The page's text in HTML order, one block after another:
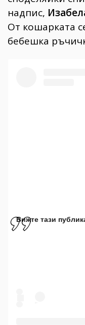
надпис,
От кошарката
бебешка
Вижте тази